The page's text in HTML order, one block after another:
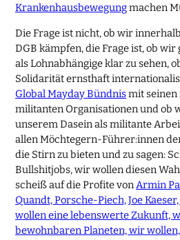
Krankenhausbewegungmachen
Die Frage ist nicht, ob wir
DGB kämpfen, die Frage ist, ob
als Lohnabhängige klar zu sehen,
Solidarität ernsthaft
Global Mayday Bündnismit
militanten Organisationen und ob
unserem Dasein als militante
allen Möchtegern-Führer:innen
die Stirn zu bieten und zu sagen:
Bullshitjobs, wir wollen diesen
scheiß auf die Profite vonArmin
Quandt, Porsche-Piech, Joe
wollen eine lebenswerte Zukunft,
bewohnbaren Planeten, wir